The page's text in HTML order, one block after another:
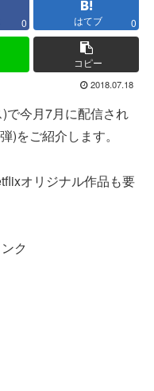
0 はてブ 0
コピー
2018.07.18
で今月7月に配信され
)をご紹介します。
オリジナル作品も要
ク